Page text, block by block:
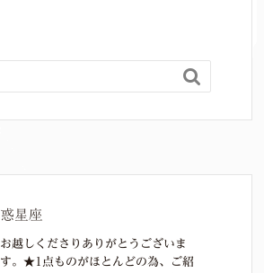

惑星座
お越しくださりありがとうございま
す。★1点ものがほとんどの為、ご紹